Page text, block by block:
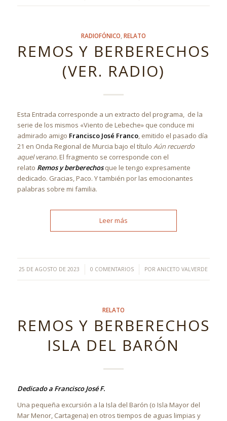
RADIOFÓNICO RELATO
REMOS Y BERBERECHOS
(VER. RADIO)
Esta Entrada corresponde a un extracto del programa, de la
serie de los mismos «Viento de Lebeche» que conduce mi
admirado amigo Francisco José Franco, emitido el pasado día
21 en Onda Regional de Murcia bajo el título Aún recuerdo
aquel verano.El fragmento se corresponde con el
relato Remos y berberechosque le tengo expresamente
dedicado. Gracias, Paco. Y también por las emocionantes
palabras sobre mi familia.
Leer más
25 DE AGOSTO DE 2023
/ 0 COMENTARIOS
/ PORANICETO VALVERDE
RELATO
REMOS Y BERBERECHOS
ISLA DEL BARÓN
Dedicado a Francisco José F.
Una pequeña excursión a la Isla del Barón (o Isla Mayor del
Mar Menor, Cartagena) en otros tiempos de aguas limpias y